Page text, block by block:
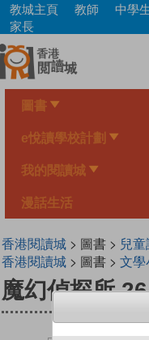
Skip
main
content
教城主頁 教師 中學
家長
圖書
e悅讀學校計劃
我的閱讀城
漫話生活
香港閱讀城> 圖書 > 兒
香港閱讀城> 圖書 > 文學
魔幻偵探所